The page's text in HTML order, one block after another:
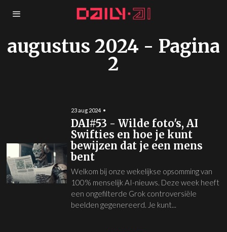
augustus 2024 - Pagina
2
23 aug 2024
DAI#53 - Wilde foto's, AI
Swifties en hoe je kunt
bewijzen dat je een mens
bent
Welkom bij onze wekelijkse opsomming van
100% menselijk AI-nieuws. Deze week heeft
een ongefilterde Grok controversiële
beelden gegenereerd. Je kunt...